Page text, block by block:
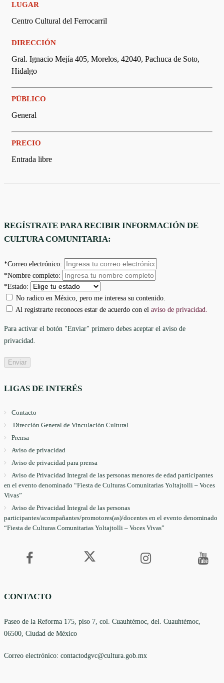
LUGAR
Centro Cultural del Ferrocarril
DIRECCIÓN
Gral. Ignacio Mejía 405, Morelos, 42040, Pachuca de Soto,
Hidalgo
PÚBLICO
General
PRECIO
Entrada libre
REGÍSTRATE PARA RECIBIR INFORMACIÓN DE
CULTURA COMUNITARIA:
*Correo electrónico:
*Nombre completo:
*Estado:
No radico en México, pero me interesa su contenido.
Al registrarte reconoces estar de acuerdo con el aviso de privacidad.
Para activar el botón "Enviar" primero debes aceptar el aviso de
privacidad.
LIGAS DE INTERÉS
Contacto
Dirección General de Vinculación Cultural
Prensa
Aviso de privacidad
Aviso de privacidad para prensa
Aviso de Privacidad Integral de las personas menores de edad participantes
en el evento denominado “Fiesta de Culturas Comunitarias Yoltajtolli – Voces
Vivas”
Aviso de Privacidad Integral de las personas
participantes/acompañantes/promotores(as)/docentes en el evento denominado
“Fiesta de Culturas Comunitarias Yoltajtolli – Voces Vivas”
CONTACTO
Paseo de la Reforma 175, piso 7, col. Cuauhtémoc, del. Cuauhtémoc,
06500, Ciudad de México
Correo electrónico: contactodgvc@cultura.gob.mx